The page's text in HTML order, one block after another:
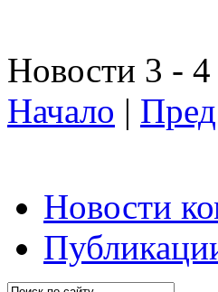
Новости 3 - 4
Начало |
Новости